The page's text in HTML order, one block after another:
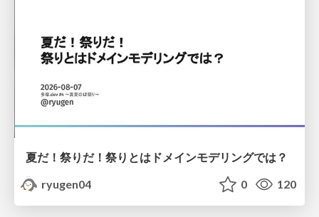
夏だ！祭りだ！祭りとはドメインモデリングでは？
ryugen04
0 120